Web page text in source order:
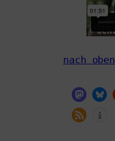
nach oben